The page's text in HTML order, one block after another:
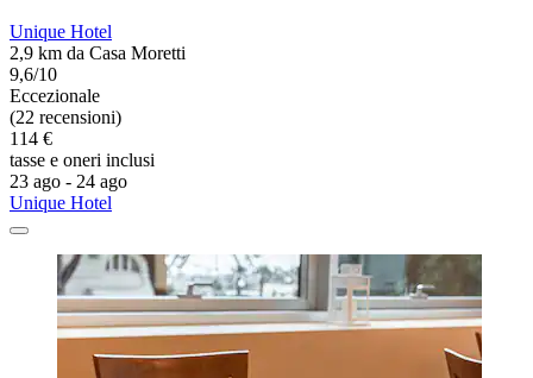
Unique Hotel
2,9 km da Casa Moretti
9,6/10
Eccezionale
(22 recensioni)
114 €
tasse e oneri inclusi
23 ago - 24 ago
Unique Hotel